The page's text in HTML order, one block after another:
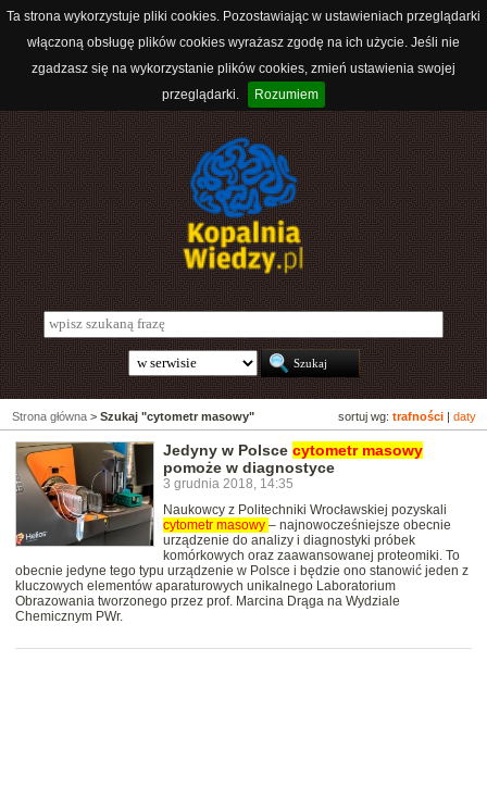
Ta strona wykorzystuje pliki cookies. Pozostawiając w ustawieniach przeglądarki
włączoną obsługę plików cookies wyrażasz zgodę na ich użycie. Jeśli nie
zgadzasz się na wykorzystanie plików cookies, zmień ustawienia swojej
przeglądarki.
Rozumiem
sortuj wg: trafności daty
Strona główna > Szukaj "cytometr masowy"
Jedyny w Polsce cytometr masowy
pomoże w diagnostyce
3 grudnia 2018, 14:35
Naukowcy z Politechniki Wrocławskiej pozyskali
cytometr masowy – najnowocześniejsze obecnie
urządzenie do analizy i diagnostyki próbek
komórkowych oraz zaawansowanej proteomiki. To
obecnie jedyne tego typu urządzenie w Polsce i będzie ono stanowić jeden z
kluczowych elementów aparaturowych unikalnego Laboratorium
Obrazowania tworzonego przez prof. Marcina Drąga na Wydziale
Chemicznym PWr.